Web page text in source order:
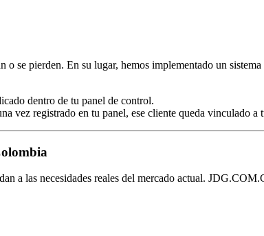
se pierden. En su lugar, hemos implementado un
dentro de tu panel de control.
vez registrado en tu panel, ese cliente queda vinculado a
a las necesidades reales del mercado actual.